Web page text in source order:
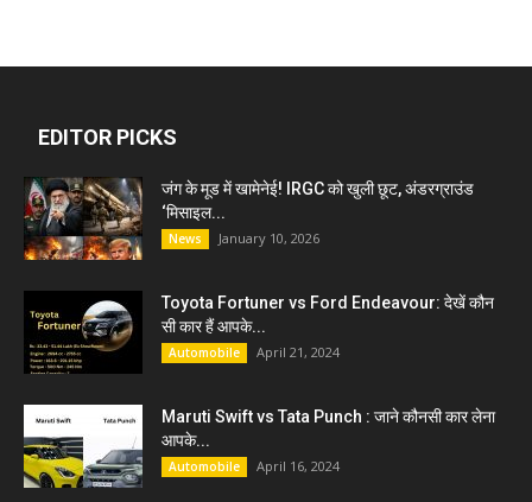
EDITOR PICKS
जंग के मूड में खामेनेई! IRGC को खुली छूट, अंडरग्राउंड
‘मिसाइल...
News January 10, 2026
Toyota Fortuner vs Ford Endeavour: देखें कौन
सी कार हैं आपके...
Automobile April 21, 2024
Maruti Swift vs Tata Punch : जाने कौनसी कार लेना
आपके...
Automobile April 16, 2024